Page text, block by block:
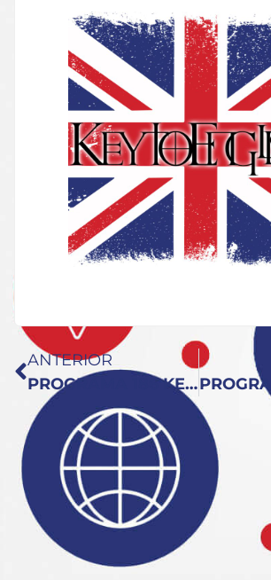
ANTERIOR
PROGRAMA 186 KEY TO ENGLISH: Today From Cinnamon Island